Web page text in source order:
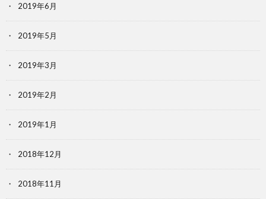
2019年6月
2019年5月
2019年3月
2019年2月
2019年1月
2018年12月
2018年11月